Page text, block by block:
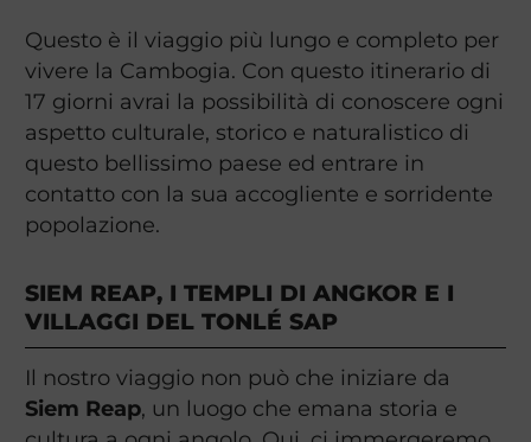
Questo è il viaggio più lungo e completo per
vivere la Cambogia. Con questo itinerario di
17 giorni avrai la possibilità di conoscere ogni
aspetto culturale, storico e naturalistico di
questo bellissimo paese ed entrare in
contatto con la sua accogliente e sorridente
popolazione.
SIEM REAP, I TEMPLI DI ANGKOR E I
VILLAGGI DEL TONLÉ SAP
Il nostro viaggio non può che iniziare da
Siem Reap, un luogo che emana storia e